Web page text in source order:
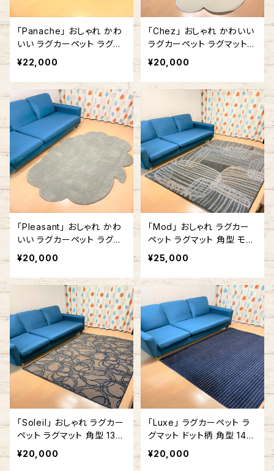
「Panache」 おしゃれ かわ
いい ラグカーペット ラグマ
ット ハート型 ハートマーク
赤 #357 140cm x 140cm
¥22,000
「Chez」 おしゃれ かわいい
ラグカーペット ラグマット
ふきだし型 雲形 140cm x
180cm ホワイト
¥20,000
「Pleasant」 おしゃれ かわ
いい ラグカーペット ラグマ
ット ふきだし型 雲形 140c
m x 180cm グリーン
¥20,000
「Mod」 おしゃれ ラグカー
ペット ラグマット 角型 モダ
ン 140cm x 200cm ライト
グレー×ダークグレー #430
¥25,000
「Soleil」 おしゃれ ラグカー
ペット ラグマット 角型 132.
5cm x 180cm ブルー
¥20,000
「Luxe」 ラグカーペット ラ
グマット ドット柄 角型 140
cm x 180cm ブルー #268
¥20,000